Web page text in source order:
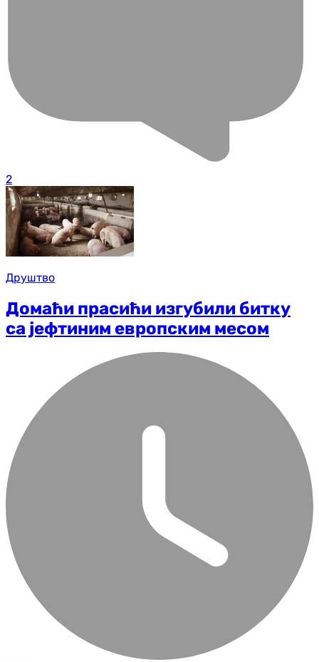
2
Друштво
Домаћи прасићи изгубили битку
са јефтиним европским месом